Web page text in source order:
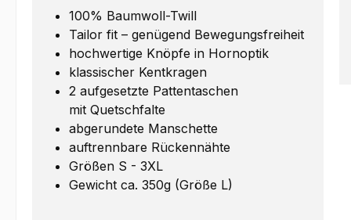
100% Baumwoll-Twill
Tailor fit – genügend Bewegungsfreiheit
hochwertige Knöpfe in Hornoptik
klassischer Kentkragen
2 aufgesetzte Pattentaschen
mit Quetschfalte
abgerundete Manschette
auftrennbare Rückennähte
Größen S - 3XL
Gewicht ca. 350g (Größe L)